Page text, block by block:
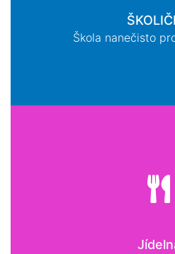
Škola nanečisto